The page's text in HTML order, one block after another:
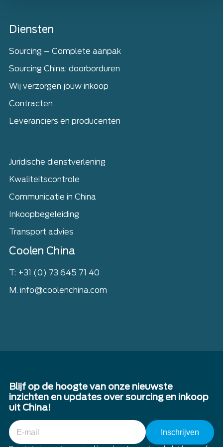
Home
Diensten
Sourcing – Complete aanpak
Sourcing China: doorborduren
Wij verzorgen jouw inkoop
Contracten
Leveranciers en producenten
Juridische dienstverlening
Kwaliteitscontrole
Communicatie in China
Inkoopbegeleiding
Transport advies
Coolen China
T: +31 (0) 73 645 71 40
M. info@coolenchina.com
Blijf op de hoogte van onze nieuwste
inzichten en updates over sourcing en inkoop
uit China!
E-
mail